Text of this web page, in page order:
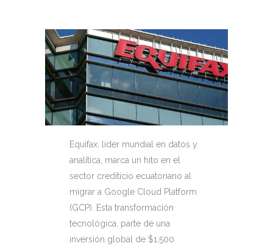
Equifax, líder mundial en datos y
analítica, marca un hito en el
sector crediticio ecuatoriano al
migrar a Google Cloud Platform
(GCP). Esta transformación
tecnológica, parte de una
inversión global de $1.500